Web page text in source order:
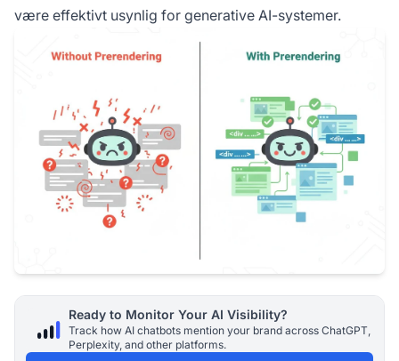
være effektivt usynlig for generative AI-systemer.
Ready to Monitor Your AI Visibility?
Track how AI chatbots mention your brand across ChatGPT,
Perplexity, and other platforms.